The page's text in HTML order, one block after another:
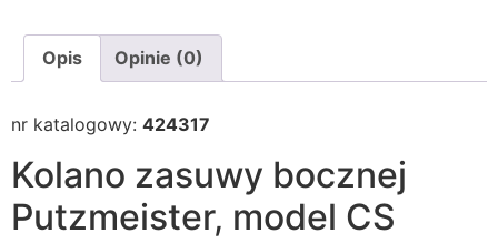
Opis Opinie (0)
nr katalogowy: 424317
Kolano zasuwy bocznej
Putzmeister, model CS